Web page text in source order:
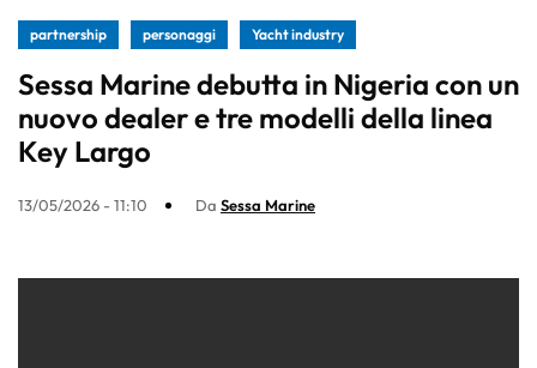
partnership personaggi Yacht industry
Sessa Marine debutta in Nigeria con un
nuovo dealer e tre modelli della linea
Key Largo
13/05/2026 - 11:10 Da Sessa Marine